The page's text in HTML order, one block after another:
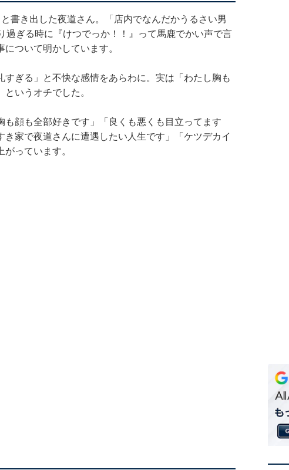
書き出した夜道さん。「店内でなんだかうるさい男
ぎる時に『けつでっか！！』って馬鹿でかい声で言
ついて明かしています。
ぎる」と不快な感情をあらわに。実は「わたし胸も
いうオチでした。
顔も全部好きです」「良くも悪くも目立ってます
家で夜道さんに遭遇したい人生です」「ケツデカイ
っています。